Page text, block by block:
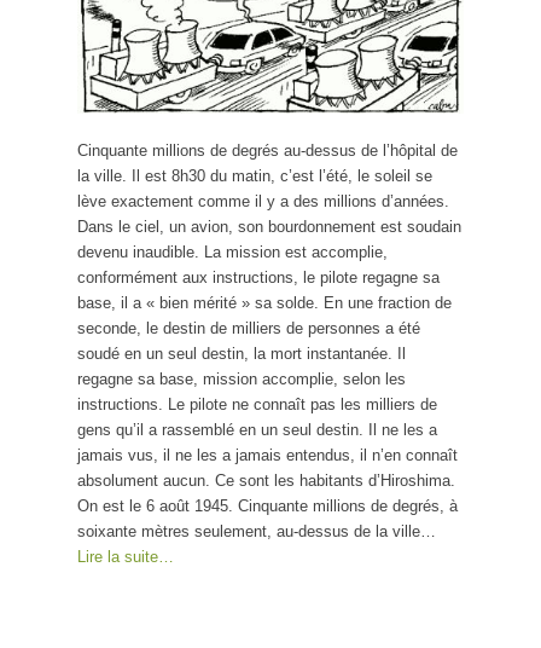
Cinquante millions de degrés au-dessus de l’hôpital de
la ville. Il est 8h30 du matin, c’est l’été, le soleil se
lève exactement comme il y a des millions d’années.
Dans le ciel, un avion, son bourdonnement est soudain
devenu inaudible. La mission est accomplie,
conformément aux instructions, le pilote regagne sa
base, il a « bien mérité » sa solde. En une fraction de
seconde, le destin de milliers de personnes a été
soudé en un seul destin, la mort instantanée. Il
regagne sa base, mission accomplie, selon les
instructions. Le pilote ne connaît pas les milliers de
gens qu’il a rassemblé en un seul destin. Il ne les a
jamais vus, il ne les a jamais entendus, il n’en connaît
absolument aucun. Ce sont les habitants d’Hiroshima.
On est le 6 août 1945. Cinquante millions de degrés, à
soixante mètres seulement, au-dessus de la ville…
Lire la suite…